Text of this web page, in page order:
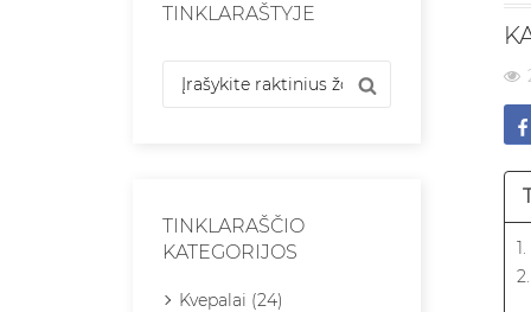
TINKLARAŠTYJE
TINKLARAŠČIO
KATEGORIJOS
Kvepalai (24)